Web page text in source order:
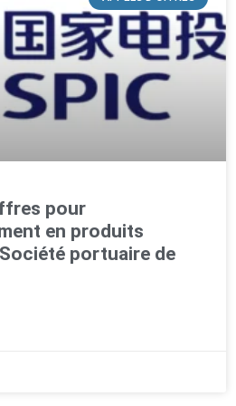
pour
en produits
portuaire de